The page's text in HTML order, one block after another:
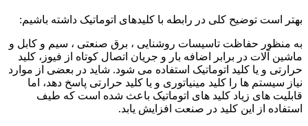
بهتر است توضیح کلی در رابطه با کلیدهای اتوماتیک داشته باشیم:
به منظور حفاظت تاسیسات روشنایی ، برق صنعتی ، سیم و کابل و
ماشین آلات در برابر اضافه بار و جریان اتصال کوتاه از فیوز، کلید
حرارتی و یا کلید اتوماتیک استفاده می شود. شاید در بعضی از موارد
نیاز سیستم ها را کلید مینیاتوری و یا کلید حرارتی پاسخ دهد، اما
قابلیت های زیاد کلید های اتوماتیک باعث شده است که طیف
استفاده از این کلید در صنعت افزایش یابد.